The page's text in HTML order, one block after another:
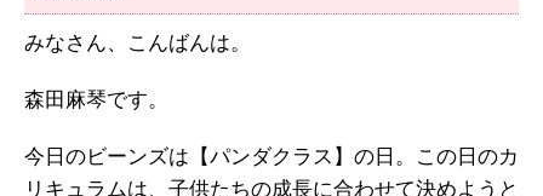
みなさん、こんばんは。
森田麻琴です。
今日のビーンズは【パンダクラス】の日。この日のカ
リキュラムは、子供たちの成長に合わせて決めようと